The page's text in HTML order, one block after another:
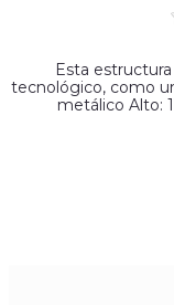
Esta
tecnológico, como
metálico Alto: